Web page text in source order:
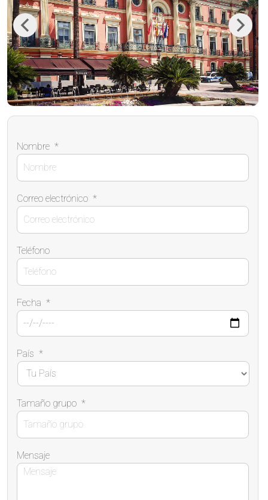
Previous Next
Nombre *
Correo electrónico *
Teléfono
Fecha *
País *
Tamaño grupo *
Mensaje